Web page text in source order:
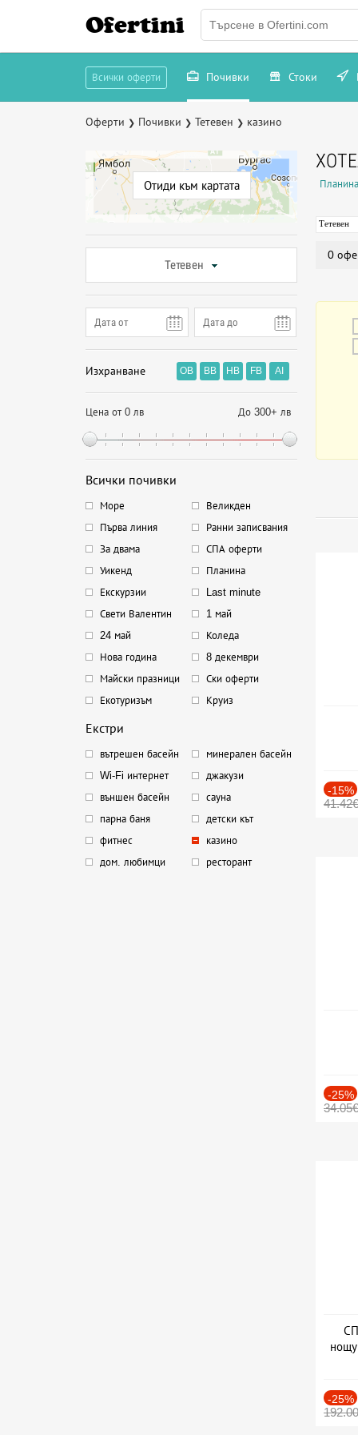
Ofertini
Всички оферти Почивки Стоки
Оферти ❯ Почивки ❯ Тетевен ❯ казино
Отиди към картата
Тетевен
Изхранване OB BB HB FB AI
Цена от 0 лв До 300+ лв
Всички почивки
Море
Великден
Първа линия
Ранни записвания
За двама
СПА оферти
Уикенд
Планина
Екскурзии
Last minute
Свети Валентин
1 май
24 май
Коледа
Нова година
8 декември
Майски празници
Ски оферти
Екотуризъм
Круиз
Екстри
вътрешен басейн
минерален басейн
Wi-Fi интернет
джакузи
външен басейн
сауна
парна баня
детски кът
фитнес
казино
дом. любимци
ресторант
Тетевен
0
-15%
41.42€
-25%
34.05€
-25%